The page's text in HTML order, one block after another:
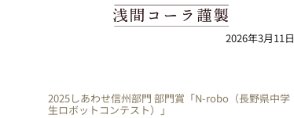
2026年3月11日
2025しあわせ信州部門 部門賞「N-robo（長野県中学
生ロボットコンテスト）」